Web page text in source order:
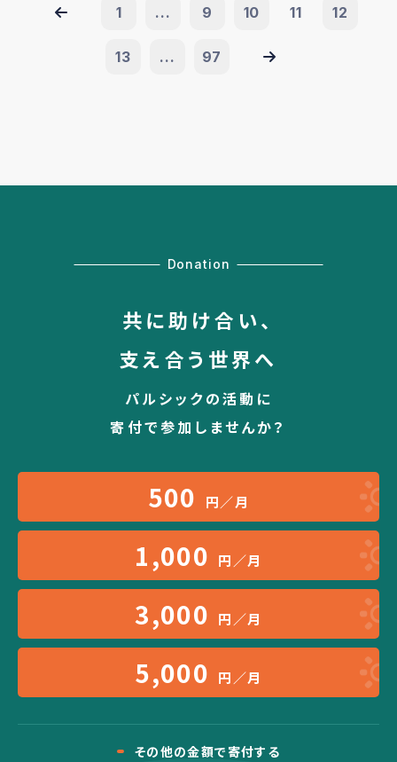
1 ... 9 10 11 12
13 ... 97
Donation
共に助け合い、
支え合う世界へ
パルシックの活動に
寄付で参加しませんか？
500 円／月
1,000 円／月
3,000 円／月
5,000 円／月
その他の金額で寄付する